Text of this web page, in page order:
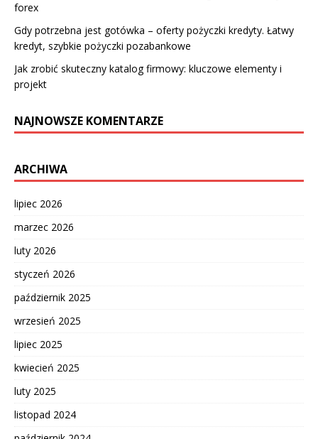
forex
Gdy potrzebna jest gotówka – oferty pożyczki kredyty. Łatwy
kredyt, szybkie pożyczki pozabankowe
Jak zrobić skuteczny katalog firmowy: kluczowe elementy i
projekt
NAJNOWSZE KOMENTARZE
ARCHIWA
lipiec 2026
marzec 2026
luty 2026
styczeń 2026
październik 2025
wrzesień 2025
lipiec 2025
kwiecień 2025
luty 2025
listopad 2024